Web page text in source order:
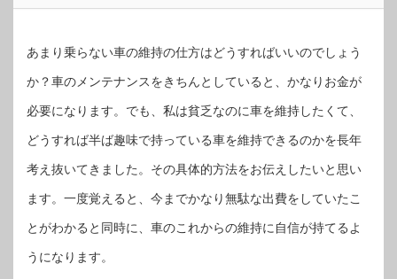
あまり乗らない車の維持の仕方はどうすればいいのでしょう
か？車のメンテナンスをきちんとしていると、かなりお金が
必要になります。でも、私は貧乏なのに車を維持したくて、
どうすれば半ば趣味で持っている車を維持できるのかを長年
考え抜いてきました。その具体的方法をお伝えしたいと思い
ます。一度覚えると、今までかなり無駄な出費をしていたこ
とがわかると同時に、車のこれからの維持に自信が持てるよ
うになります。